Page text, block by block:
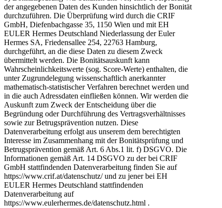
der angegebenen Daten des Kunden hinsichtlich der Bonität
durchzuführen. Die Überprüfung wird durch die CRIF
GmbH, Diefenbachgasse 35, 1150 Wien und mit EH
EULER Hermes Deutschland Niederlassung der Euler
Hermes SA, Friedensallee 254, 22763 Hamburg,
durchgeführt, an die diese Daten zu diesem Zweck
übermittelt werden. Die Bonitätsauskunft kann
Wahrscheinlichkeitswerte (sog. Score-Werte) enthalten, die
unter Zugrundelegung wissenschaftlich anerkannter
mathematisch-statistischer Verfahren berechnet werden und
in die auch Adressdaten einfließen können. Wir werden die
Auskunft zum Zweck der Entscheidung über die
Begründung oder Durchführung des Vertragsverhältnisses
sowie zur Betrugsprävention nutzen. Diese
Datenverarbeitung erfolgt aus unserem dem berechtigten
Interesse im Zusammenhang mit der Bonitätsprüfung und
Betrugsprävention gemäß Art. 6 Abs.1 lit. f) DSGVO. Die
Informationen gemäß Art. 14 DSGVO zu der bei CRIF
GmbH stattfindenden Datenverarbeitung finden Sie auf
https://www.crif.at/datenschutz/ und zu jener bei EH
EULER Hermes Deutschland stattfindenden
Datenverarbeitung auf
https://www.eulerhermes.de/datenschutz.html .